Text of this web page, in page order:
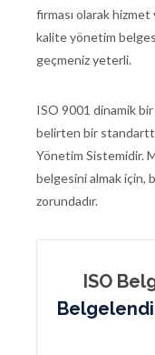
firması olarak
kalite yönetim
geçmeniz yeterli.
ISO 9001 dinamik
belirten bir
Yönetim Sistemidir.
belgesini almak için,
zorundadır.
ISO